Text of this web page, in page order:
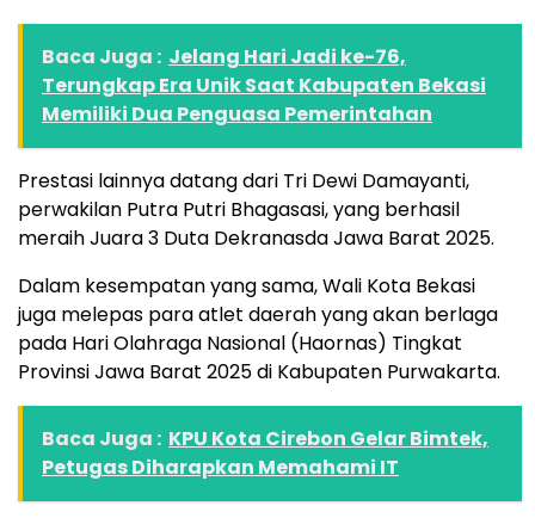
Baca Juga : Jelang Hari Jadi ke-76,
Terungkap Era Unik Saat Kabupaten Bekasi
Memiliki Dua Penguasa Pemerintahan
Prestasi lainnya datang dari Tri Dewi Damayanti,
perwakilan Putra Putri Bhagasasi, yang berhasil
meraih Juara 3 Duta Dekranasda Jawa Barat 2025.
Dalam kesempatan yang sama, Wali Kota Bekasi
juga melepas para atlet daerah yang akan berlaga
pada Hari Olahraga Nasional (Haornas) Tingkat
Provinsi Jawa Barat 2025 di Kabupaten Purwakarta.
Baca Juga : KPU Kota Cirebon Gelar Bimtek,
Petugas Diharapkan Memahami IT